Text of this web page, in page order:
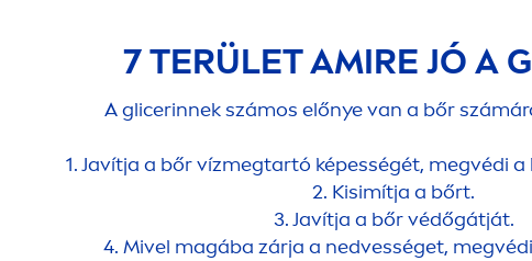
7 TERÜLET AMIRE JÓ A
A glicerinnek számos előnye van a bőr
1. Javítja a bőr vízmegtartó képességét, megvédi
2. Kisimítja a bőrt.
3. Javítja a bőr védőgátját.
4. Mivel magába zárja a nedvességet,